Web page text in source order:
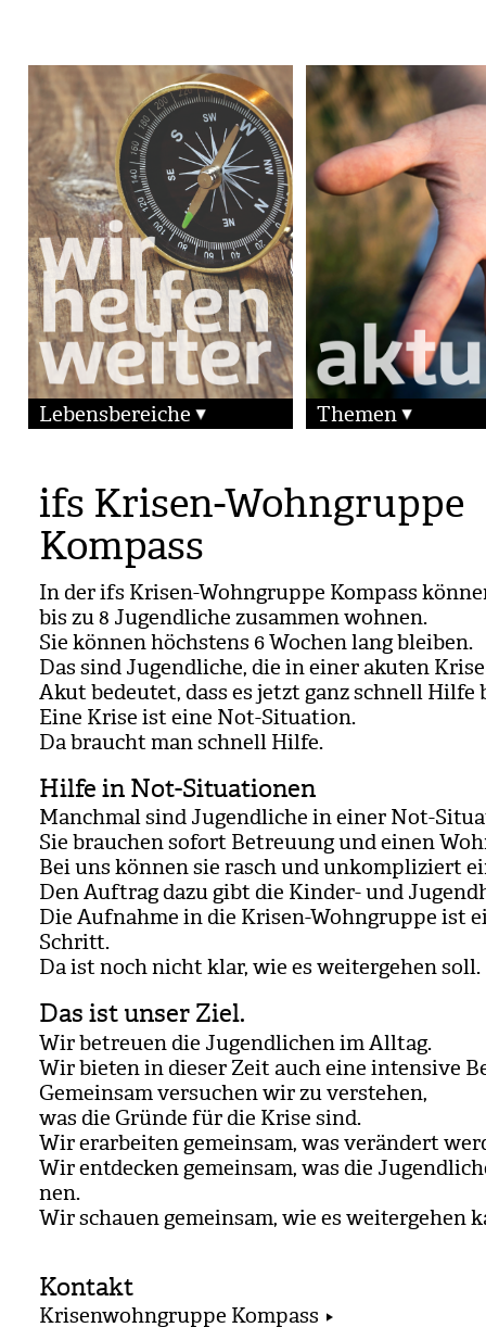
Lebensbereiche Themen
ifs Krisen-Wohngruppe
Kompass
In der ifs Kri­sen-Wohn­gruppe Kom­pass
bis zu 8 Jugend­li­che zusam­men woh­nen.
Sie kön­nen höchs­tens 6 Wochen lang blei­ben.
Das sind Jugend­li­che, die in einer aku­ten
Akut bedeu­tet, dass es jetzt ganz schnell Hilfe
Eine Krise ist eine Not-Situa­tion.
Da braucht man schnell Hilfe.
Hilfe in Not-Situationen
Manch­mal sind Jugend­li­che in einer Not-
Sie brau­chen sofort Betreu­ung und einen
Bei uns kön­nen sie rasch und unkom­pli­ziert
Den Auf­trag dazu gibt die Kin­der- und
Die Auf­nahme in die Kri­sen-Wohn­gruppe ist
Schritt.
Da ist noch nicht klar, wie es wei­ter­ge­hen soll.
Das ist unser Ziel.
Wir betreuen die Jugend­li­chen im All­tag.
Wir bie­ten in die­ser Zeit auch eine inten­sive
Gemein­sam ver­su­chen wir zu ver­ste­hen,
was die Gründe für die Krise sind.
Wir erar­bei­ten gemein­sam, was ver­än­dert
Wir ent­de­cken gemein­sam, was die
nen.
Wir schauen gemein­sam, wie es wei­ter­ge­hen
Kontakt
Krisenwohngruppe Kompass